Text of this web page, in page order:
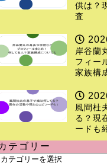
供は？
査
岸谷蘭
フィー
家族構
風間杜
る？現
ードも
テゴリー
カ